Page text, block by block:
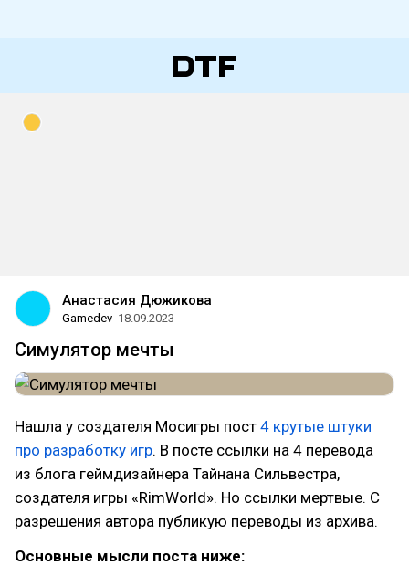
Анастасия Дюжикова
Gamedev 18.09.2023
Симулятор мечты
Нашла у создателя Мосигры пост 4 крутые штуки
про разработку игр. В посте ссылки на 4 перевода
из блога геймдизайнера Тайнана Сильвестра,
создателя игры «RimWorld». Но ссылки мертвые. С
разрешения автора публикую переводы из архива.
Основные мысли поста ниже: